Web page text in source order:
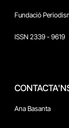
Fundació
ISSN 2339 - 9619
Ana Basanta